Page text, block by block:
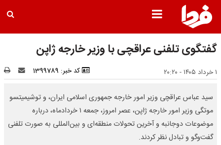
گفتگوی تلفنی عراقچی با وزیر خارجه ژاپن
۱ خرداد ۱۴۰۵ - ۲۰:۲۰ کد خبر: 1399789
سید عباس عراقچی وزیر امور خارجه جمهوری اسلامی ایران، و توشیمیتسو
موتگی وزیر امور خارجه ژاپن، عصر امروز، جمعه ۱ خردادماه، درباره
موضوعات دوجانبه و آخرین تحولات منطقه‌ای و بین‌المللی به صورت تلفنی
گفت‌وگو و تبادل نظر کردند.